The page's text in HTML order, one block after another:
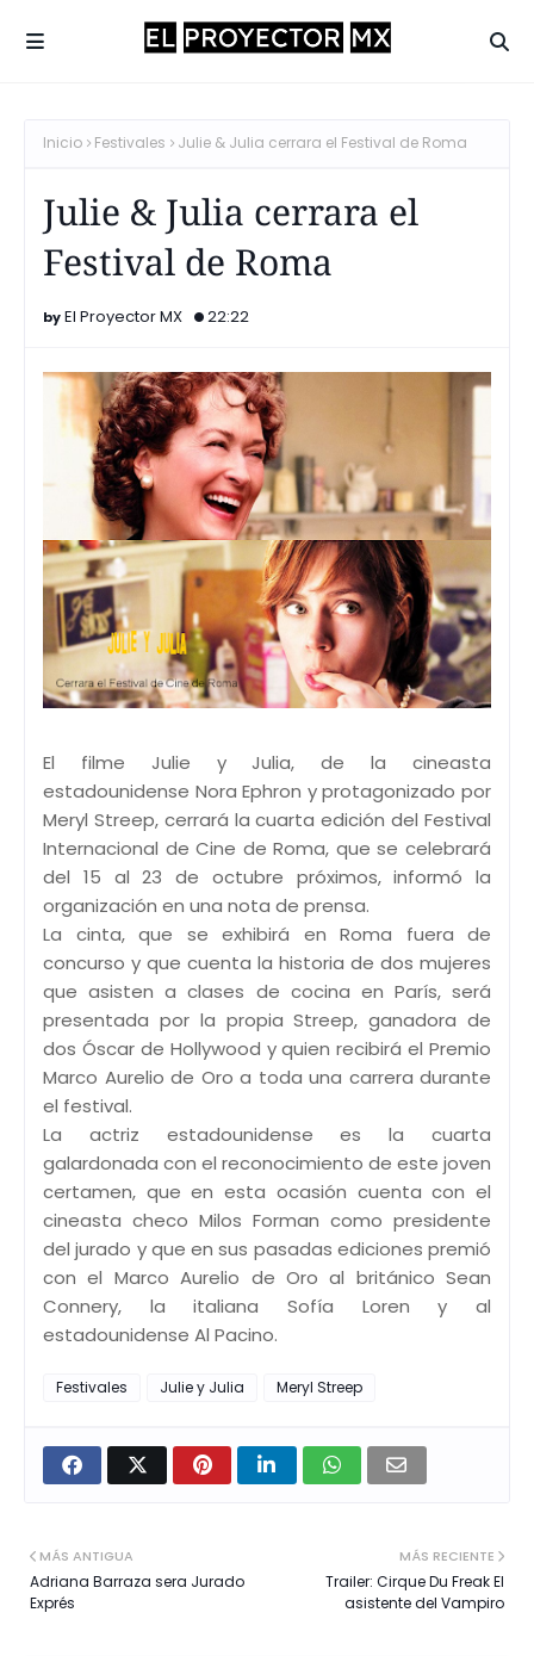
Inicio Festivales Julie & Julia cerrara el Festival de Roma
Julie & Julia cerrara el
Festival de Roma
El Proyector MX 22:22
El filme Julie y Julia, de la cineasta
estadounidense Nora Ephron y protagonizado por
Meryl Streep, cerrará la cuarta edición del Festival
Internacional de Cine de Roma, que se celebrará
del 15 al 23 de octubre próximos, informó la
organización en una nota de prensa.
La cinta, que se exhibirá en Roma fuera de
concurso y que cuenta la historia de dos mujeres
que asisten a clases de cocina en París, será
presentada por la propia Streep, ganadora de
dos Óscar de Hollywood y quien recibirá el Premio
Marco Aurelio de Oro a toda una carrera durante
el festival.
La actriz estadounidense es la cuarta
galardonada con el reconocimiento de este joven
certamen, que en esta ocasión cuenta con el
cineasta checo Milos Forman como presidente
del jurado y que en sus pasadas ediciones premió
con el Marco Aurelio de Oro al británico Sean
Connery, la italiana Sofía Loren y al
estadounidense Al Pacino.
Festivales Julie y Julia Meryl Streep
MÁS RECIENTE
Trailer: Cirque Du Freak El
asistente del Vampiro
MÁS ANTIGUA
Adriana Barraza sera Jurado
Exprés